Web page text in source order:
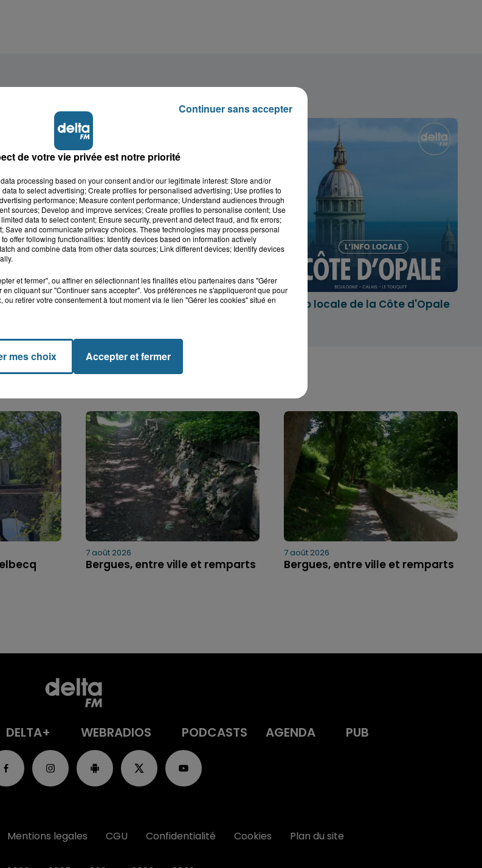
L'info locale de l'Audomarois L'info locale de la Côte d'Opale
7 août 2026
Bergues, entre ville et remparts
7 août 2026
Bergues, entre ville et remparts
DELTA+ WEBRADIOS PODCASTS AGENDA PUB
Mentions legales CGU Confidentialité Cookies Plan du site
de votre vie privée est notre priorité
processing based on your consent and/or our legitimate interest: Store and/or
to select advertising; Create profiles for personalised advertising; Use profiles to
performance; Measure content performance; Understand audiences through
sources; Develop and improve services; Create profiles to personalise content; Use
data to select content; Ensure security, prevent and detect fraud, and fix errors;
Save and communicate privacy choices. These technologies may process personal
offer following functionalities: Identify devices based on information actively
and combine data from other data sources; Link different devices; Identify devices
et fermer", ou affiner en sélectionnant les finalités et/ou partenaires dans "Gérer
cliquant sur "Continuer sans accepter". Vos préférences ne s'appliqueront que pour
ou retirer votre consentement à tout moment via le lien "Gérer les cookies" situé en
mes choix Accepter et fermer
Continuer sans accepter